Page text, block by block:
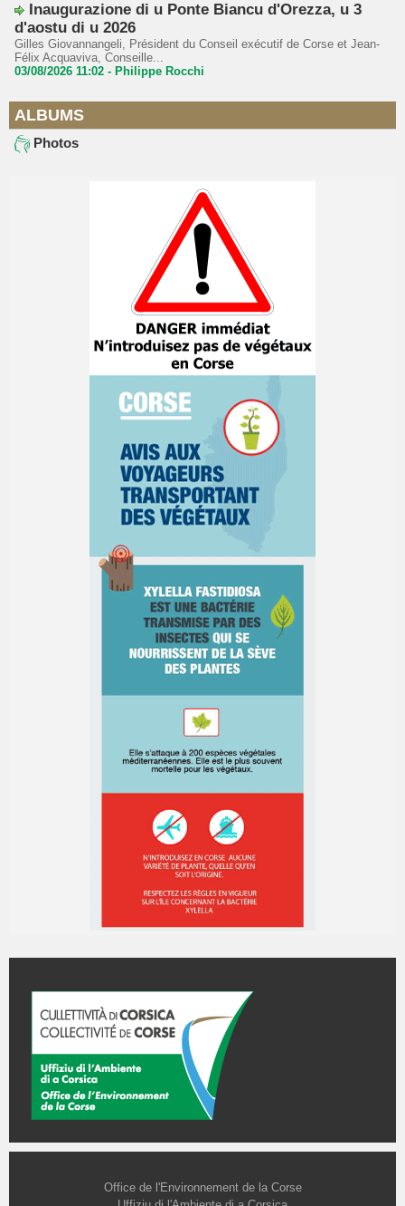
Inaugurazione di u Ponte Biancu d'Orezza, u 3
d'aostu di u 2026
Gilles Giovannangeli, Président du Conseil exécutif de Corse et Jean-
Félix Acquaviva, Conseille...
03/08/2026 11:02 - Philippe Rocchi
ALBUMS
Photos
Office de l'Environnement de la Corse